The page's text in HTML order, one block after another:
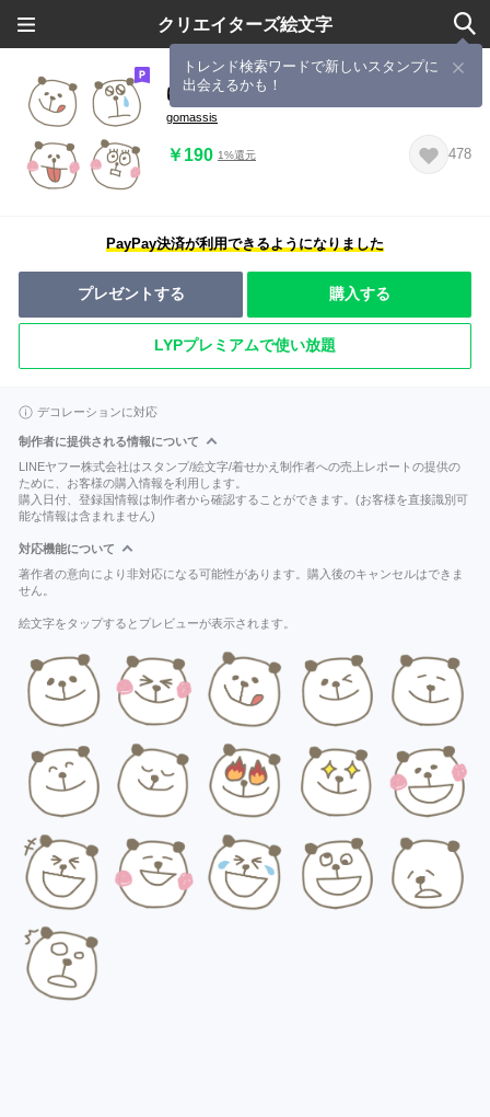
クリエイターズ絵文字
トレンド検索ワードで新しいスタンプに
出会えるかも！
ゆるいパンダの絵文字
gomassis
￥190 1%還元 478
PayPay決済が利用できるようになりました
プレゼントする 購入する
LYPプレミアムで使い放題
デコレーションに対応
制作者に提供される情報について
LINEヤフー株式会社はスタンプ/絵文字/着せかえ制作者への売上レポートの提供の
ために、お客様の購入情報を利用します。
購入日付、登録国情報は制作者から確認することができます。(お客様を直接識別可
能な情報は含まれません)
対応機能について
著作者の意向により非対応になる可能性があります。購入後のキャンセルはできま
せん。
絵文字をタップするとプレビューが表示されます。